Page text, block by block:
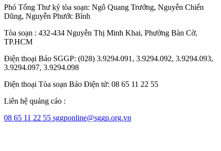
Phó Tổng Thư ký tòa soạn: Ngô Quang Trưởng, Nguyễn Chiến
Dũng, Nguyễn Phước Bình
Tòa soạn : 432-434 Nguyễn Thị Minh Khai, Phường Bàn Cờ,
TP.HCM
Điện thoại Báo SGGP: (028) 3.9294.091, 3.9294.092, 3.9294.093,
3.9294.097, 3.9294.098
Điện thoại Tòa soạn Báo Điện tử: 08 65 11 22 55
Liên hệ quảng cáo :
08 65 11 22 55 sggponline@sggp.org.vn